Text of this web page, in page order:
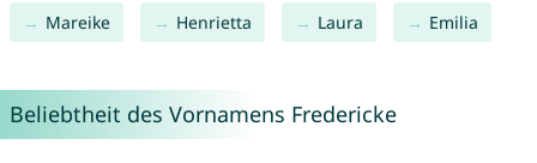
Mareike Henrietta Laura Emilia
Beliebtheit des Vornamens Fredericke